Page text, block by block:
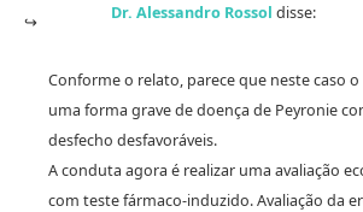
Dr. Alessandro Rossol disse:
Conforme o relato, parece que neste caso
uma forma grave de doença de Peyronie
desfecho desfavoráveis.
A conduta agora é realizar uma avaliação
com teste fármaco-induzido. Avaliação da